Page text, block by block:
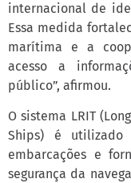
internacional de
Essa medida
marítima e a
acesso a
público”, afirmou.
O sistema LRIT
Ships) é
embarcações e
segurança da